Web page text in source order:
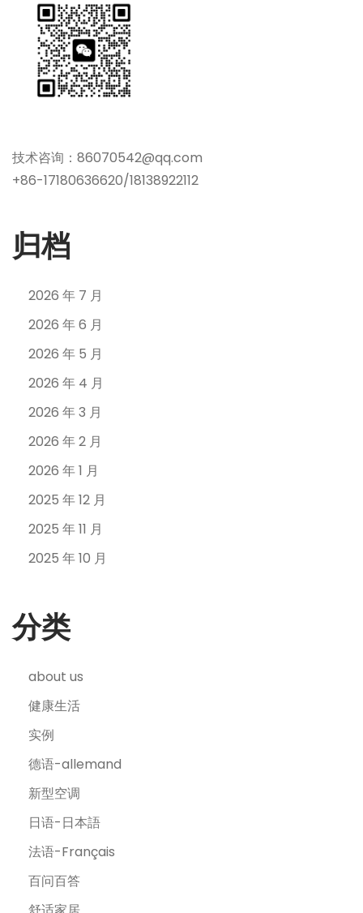
技术咨询：86070542@qq.com
+86-17180636620/18138922112
归档
2026 年 7 月
2026 年 6 月
2026 年 5 月
2026 年 4 月
2026 年 3 月
2026 年 2 月
2026 年 1 月
2025 年 12 月
2025 年 11 月
2025 年 10 月
分类
about us
健康生活
实例
德语-allemand
新型空调
日语-日本語
法语-Français
百问百答